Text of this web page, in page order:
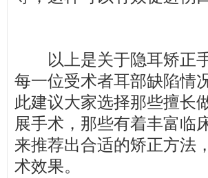
以上是关于隐耳矫正
每一位受术者耳部缺陷情
此建议大家选择那些擅长
展手术，那些有着丰富临
来推荐出合适的矫正方法
术效果。